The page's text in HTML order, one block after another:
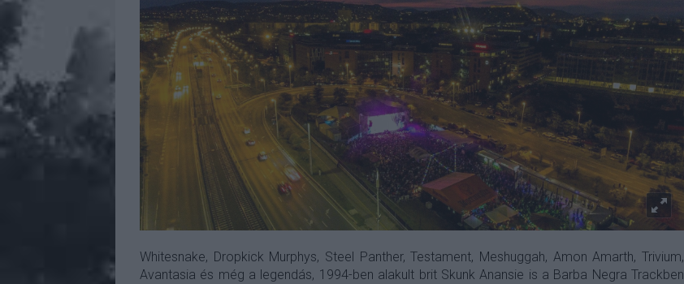
Whitesnake, Dropkick Murphys, Steel Panther, Testament, Meshuggah, Amon Amarth, Trivium,
Avantasia és még a legendás, 1994-ben alakult brit Skunk Anansie is a Barba Negra Trackben